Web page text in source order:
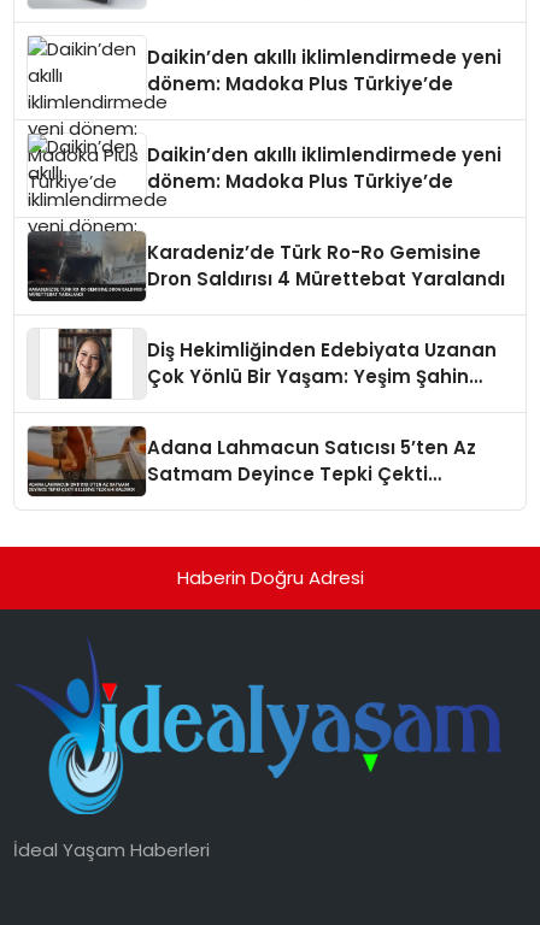
Daikin’den akıllı iklimlendirmede yeni
dönem: Madoka Plus Türkiye’de
Daikin’den akıllı iklimlendirmede yeni
dönem: Madoka Plus Türkiye’de
Karadeniz’de Türk Ro-Ro Gemisine
Dron Saldırısı 4 Mürettebat Yaralandı
Diş Hekimliğinden Edebiyata Uzanan
Çok Yönlü Bir Yaşam: Yeşim Şahin
Adana Lahmacun Satıcısı 5’ten Az
Satmam Deyince Tepki Çekti
Haberin Doğru Adresi
İdeal Yaşam Haberleri